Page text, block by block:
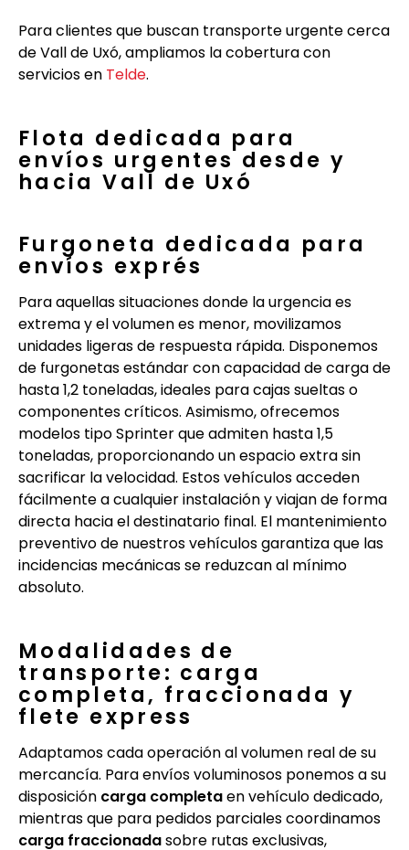
Para clientes que buscan transporte urgente cerca
de Vall de Uxó, ampliamos la cobertura con
servicios en Telde.
Flota dedicada para
envíos urgentes desde y
hacia Vall de Uxó
Furgoneta dedicada para
envíos exprés
Para aquellas situaciones donde la urgencia es
extrema y el volumen es menor, movilizamos
unidades ligeras de respuesta rápida. Disponemos
de furgonetas estándar con capacidad de carga de
hasta 1,2 toneladas, ideales para cajas sueltas o
componentes críticos. Asimismo, ofrecemos
modelos tipo Sprinter que admiten hasta 1,5
toneladas, proporcionando un espacio extra sin
sacrificar la velocidad. Estos vehículos acceden
fácilmente a cualquier instalación y viajan de forma
directa hacia el destinatario final. El mantenimiento
preventivo de nuestros vehículos garantiza que las
incidencias mecánicas se reduzcan al mínimo
absoluto.
Modalidades de
transporte: carga
completa, fraccionada y
flete express
Adaptamos cada operación al volumen real de su
mercancía. Para envíos voluminosos ponemos a su
disposición carga completaen vehículo dedicado,
mientras que para pedidos parciales coordinamos
carga fraccionadasobre rutas exclusivas,